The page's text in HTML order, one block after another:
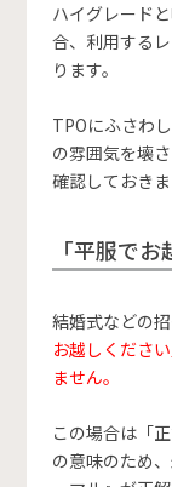
ハイグレード
合、利用する
ります。
TPOにふさわ
の雰囲気を壊
確認しておきま
「平服で
結婚式などの
お越しくださ
ません。
この場合は「
の意味のため